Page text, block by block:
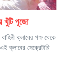
খুঁটি পূজো
ক্লাবের পক্ষ থেকে
ক্লাবের সেক্রেটারি